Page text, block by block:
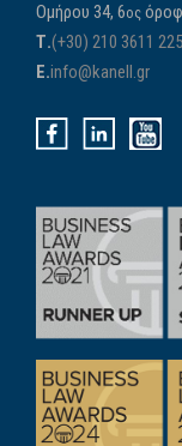
Ομήρου 34, 6ος
Τ.(+30) 210 3611 225
E.info@kanell.gr